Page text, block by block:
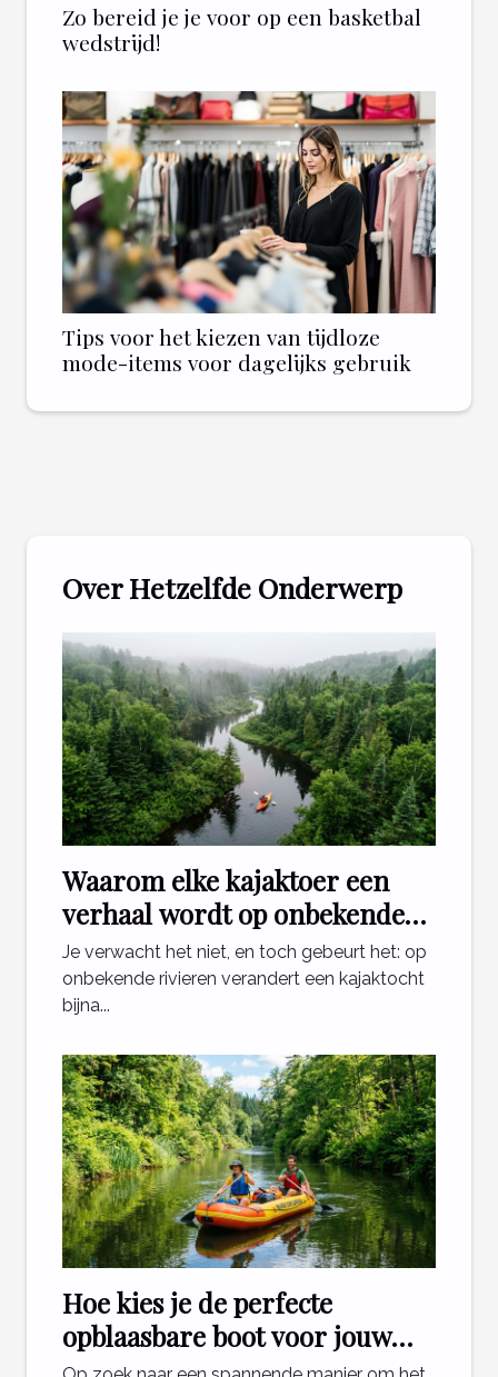
Zo bereid je je voor op een basketbal
wedstrijd!
Tips voor het kiezen van tijdloze
mode-items voor dagelijks gebruik
Over Hetzelfde Onderwerp
Waarom elke kajaktoer een
verhaal wordt op onbekende
rivieren
Je verwacht het niet, en toch gebeurt het: op
onbekende rivieren verandert een kajaktocht
bijna...
Hoe kies je de perfecte
opblaasbare boot voor jouw
avonturen?